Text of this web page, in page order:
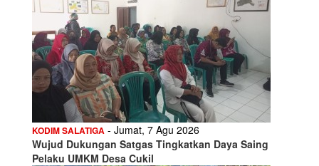
KODIM SALATIGA - Jumat, 7 Agu 2026
Wujud Dukungan Satgas Tingkatkan Daya Saing
Pelaku UMKM Desa Cukil